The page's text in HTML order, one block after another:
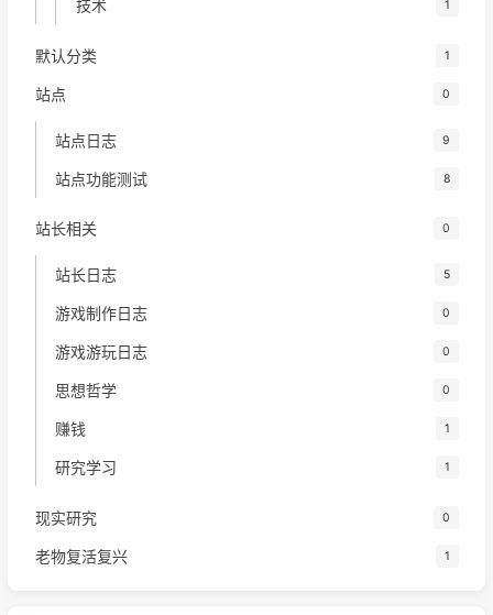
技术 1
默认分类 1
站点 0
站点日志 9
站点功能测试 8
站长相关 0
站长日志 5
游戏制作日志 0
游戏游玩日志 0
思想哲学 0
赚钱 1
研究学习 1
现实研究 0
老物复活复兴 1